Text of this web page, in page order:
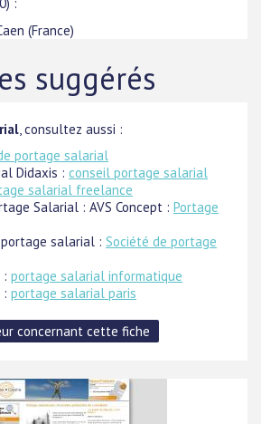
(France)
suggérés
, consultez aussi :
portage salarial
Didaxis : conseil portage salarial
salarial freelance
Salarial : AVS Concept : Portage
salarial : Société de portage
: portage salarial informatique
: portage salarial paris